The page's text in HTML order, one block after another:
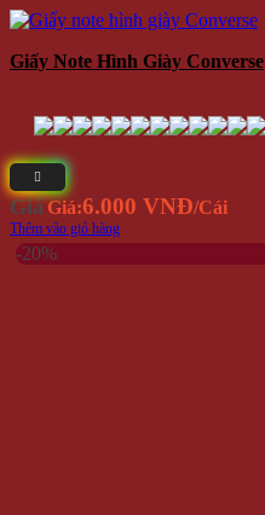
Giấy Note Hình Giày Converse
GiáGiá:6.000 VNĐ/Cái
Thêm vào giỏ hàng
-20%